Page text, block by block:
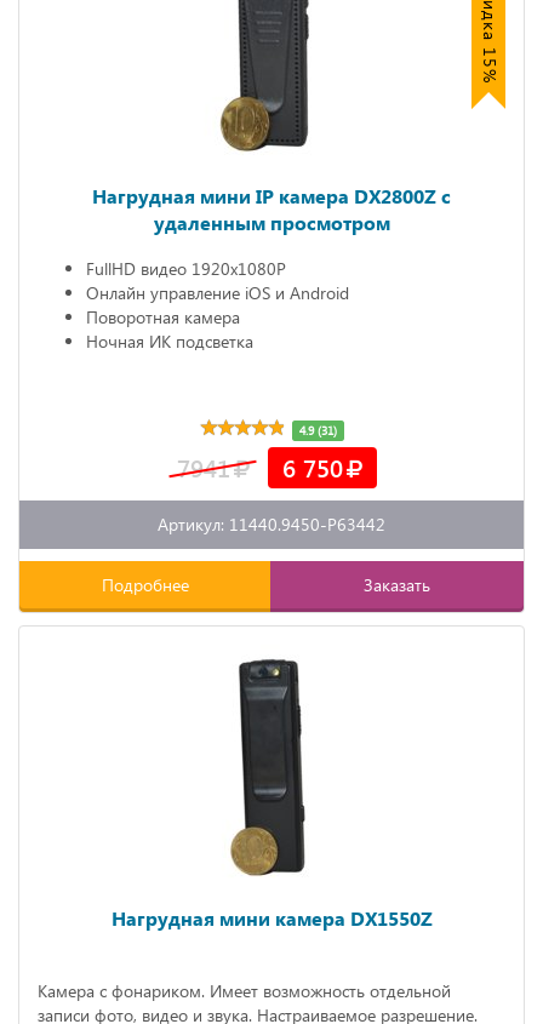
Нагрудная мини IP камера DX2800Z c
удаленным просмотром
FullHD видео 1920х1080P
Онлайн управление iOS и Android
Поворотная камера
Ночная ИК подсветка
4.9 (31)
7941 6 750
Артикул: 11440.9450-P63442
Подробнее Заказать
Нагрудная мини камера DX1550Z
Камера с фонариком. Имеет возможность отдельной
записи фото, видео и звука. Настраиваемое разрешение.